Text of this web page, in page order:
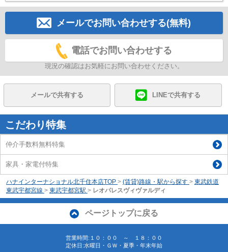
メールでお問い合わせする(無料)
電話でお問い合わせする
現況の確認はお気軽にお問い合わせください。
メールで共有する LINEで共有する
こだわり特集
仲介手数料無料特集
家具・家電付特集
ハナインターナショナル北千住本店TOP > (賃貸)路線・駅から探す > 東武鉄道
東武宇都宮線 > 東武宇都宮駅 > レオパレスヴィヴァルディ
ページトップに戻る
営業時間:１０：００ ～ １８：００
定休日:水曜日・ＧＷ・夏季・年末年始